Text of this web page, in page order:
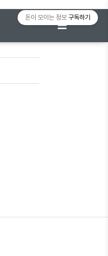
돈이 모이는 정보 구독하기